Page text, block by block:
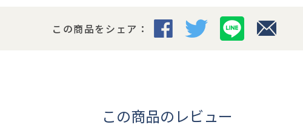
この商品をシェア：
この商品のレビュー